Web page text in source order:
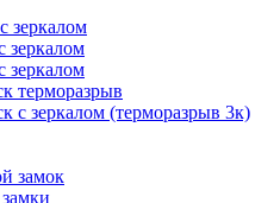
зеркалом
зеркалом
зеркалом
терморазрыв
с зеркалом (терморазрыв 3к)
замок